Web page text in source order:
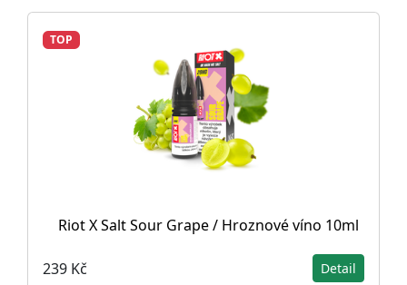
TOP
Riot X Salt Sour Grape / Hroznové víno 10ml
239 Kč Detail